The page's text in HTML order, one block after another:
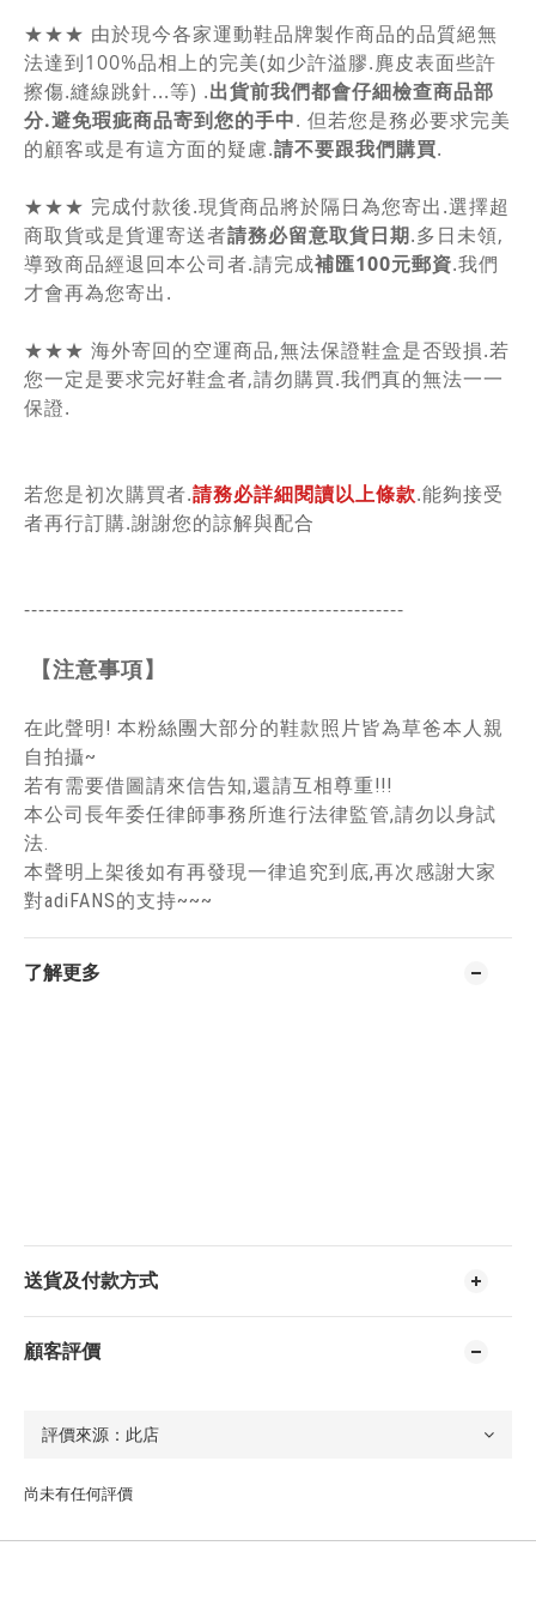
★★★ 由於現今各家運動鞋品牌製作商品的品質絕無
法達到100%品相上的完美(如少許溢膠.麂皮表面些許
擦傷.縫線跳針...等) .出貨前我們都會仔細檢查商品部
分.避免瑕疵商品寄到您的手中. 但若您是務必要求完美
的顧客或是有這方面的疑慮.請不要跟我們購買.
★★★ 完成付款後.現貨商品將於隔日為您寄出.選擇超
商取貨或是貨運寄送者請務必留意取貨日期.多日未領,
導致商品經退回本公司者.請完成補匯100元郵資.我們
才會再為您寄出.
★★★ 海外寄回的空運商品,無法保證鞋盒是否毀損.若
您一定是要求完好鞋盒者,請勿購買.我們真的無法一一
保證.
若您是初次購買者.請務必詳細閱讀以上條款.能夠接受
者再行訂購.謝謝您的諒解與配合
-----------------------------------------------------
【注意事項】
在此聲明! 本粉絲團大部分的鞋款照片皆為草爸本人親
自拍攝~
若有需要借圖請來信告知,還請互相尊重!!!
本公司長年委任律師事務所進行法律監管,請勿以身試
法.
本聲明上架後如有再發現一律追究到底,再次感謝大家
對adiFANS的支持~~~
了解更多
送貨及付款方式
顧客評價
尚未有任何評價